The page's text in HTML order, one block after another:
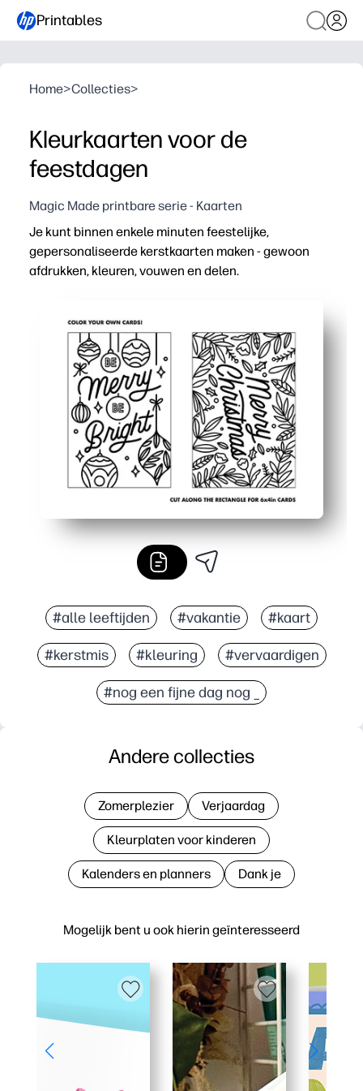
Printables
Home>Collecties>
Kleurkaarten voor de
feestdagen
Magic Made printbare serie - Kaarten
Je kunt binnen enkele minuten feestelijke,
gepersonaliseerde kerstkaarten maken - gewoon
afdrukken, kleuren, vouwen en delen.
Houdt kinderen betrokken - schermvrije kleuren die
Multifunctioneel - te gebruiken als begroetingen,
Maak er zoveel als je nodig hebt - gecoördineerde
#alle leeftijden #vakantie #kaart
#kerstmis #kleuring #vervaardigen
#nog een fijne dag nog _
Mogelijk bent u ook hierin geïnteresseerd
Andere collecties
Zomerplezier Verjaardag
Kleurplaten voor kinderen
Kalenders en planners Dank je